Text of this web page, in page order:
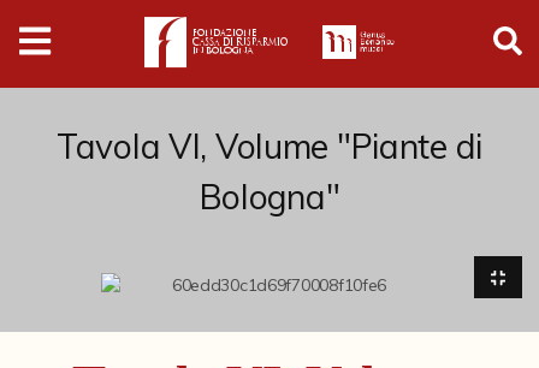
Digital
Humanities
Donazioni
Collezioni
Tavola VI, Volume "Piante di
Bologna"